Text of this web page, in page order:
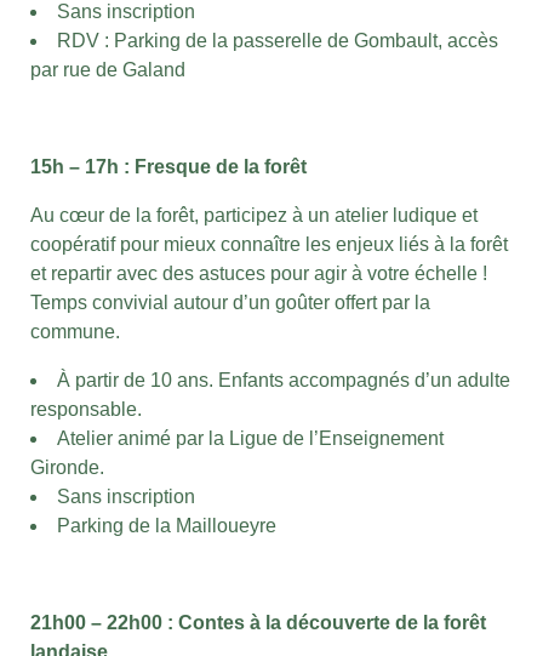
Sans inscription
RDV : Parking de la passerelle de Gombault, accès
par rue de Galand
15h – 17h : Fresque de la forêt
Au cœur de la forêt, participez à un atelier ludique et
coopératif pour mieux connaître les enjeux liés à la forêt
et repartir avec des astuces pour agir à votre échelle !
Temps convivial autour d’un goûter offert par la
commune.
À partir de 10 ans. Enfants accompagnés d’un adulte
responsable.
Atelier animé par la Ligue de l’Enseignement
Gironde.
Sans inscription
Parking de la Mailloueyre
21h00 – 22h00 : Contes à la découverte de la forêt
landaise